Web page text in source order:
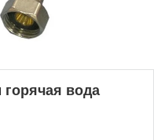
вода